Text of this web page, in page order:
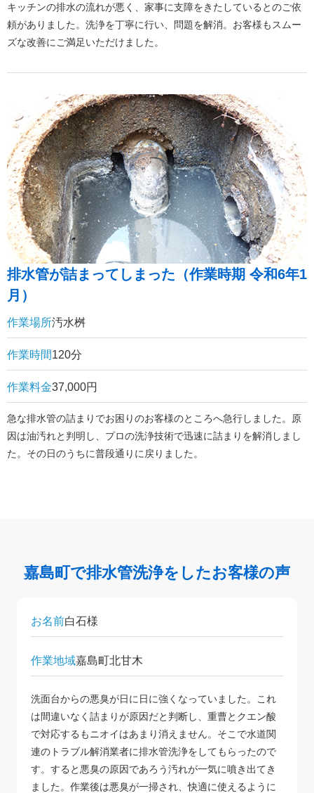
キッチンの排水の流れが悪く、家事に支障をきたしているとのご依
頼がありました。洗浄を丁寧に行い、問題を解消。お客様もスムー
ズな改善にご満足いただけました。
排水管が詰まってしまった（作業時期 令和6年1
月）
作業場所汚水桝
作業時間120分
作業料金37,000円
急な排水管の詰まりでお困りのお客様のところへ急行しました。原
因は油汚れと判明し、プロの洗浄技術で迅速に詰まりを解消しまし
た。その日のうちに普段通りに戻りました。
嘉島町で排水管洗浄をしたお客様の声
お名前白石様
作業地域嘉島町北甘木
洗面台からの悪臭が日に日に強くなっていました。これ
は間違いなく詰まりが原因だと判断し、重曹とクエン酸
で対応するもニオイはあまり消えません。そこで水道関
連のトラブル解消業者に排水管洗浄をしてもらったので
す。すると悪臭の原因であろう汚れが一気に噴き出てき
ました。作業後は悪臭が一掃され、快適に使えるように